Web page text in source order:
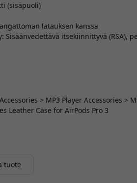
(sisäpuoli)
latauksen kanssa
itsekiinnittyvä (RSA),
> MP3 Player Accessories >
Leather Case for AirPods Pro 3
tuote